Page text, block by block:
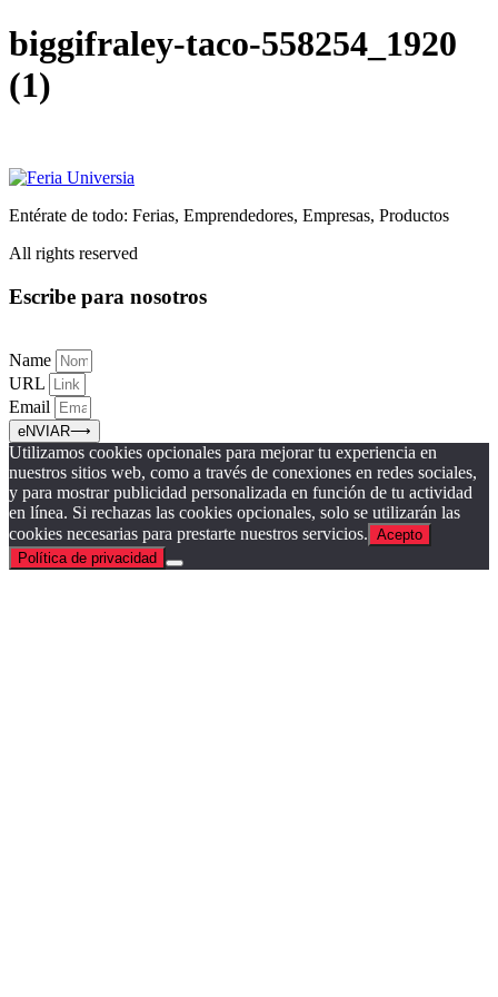
Ir
al
contenido
biggifraley-taco-558254_1920
(1)
Entérate de todo: Ferias, Emprendedores, Empresas, Productos
All rights reserved
Escribe para nosotros
Name
URL
Email
eNVIAR⟶
Utilizamos cookies opcionales para mejorar tu experiencia en
nuestros sitios web, como a través de conexiones en redes sociales,
y para mostrar publicidad personalizada en función de tu actividad
en línea. Si rechazas las cookies opcionales, solo se utilizarán las
cookies necesarias para prestarte nuestros servicios. Acepto
Política de privacidad